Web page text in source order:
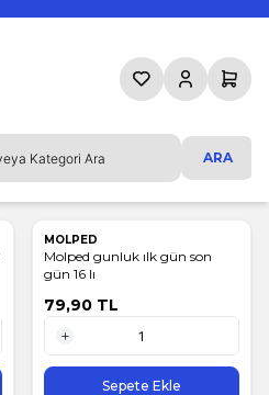
ARA
Favorilerim
HesabımSepetim
MOLPED
Molped gunluk ılk gün son
gün 16 lı
79,90 TL
1 Adet
Sepete Ekle